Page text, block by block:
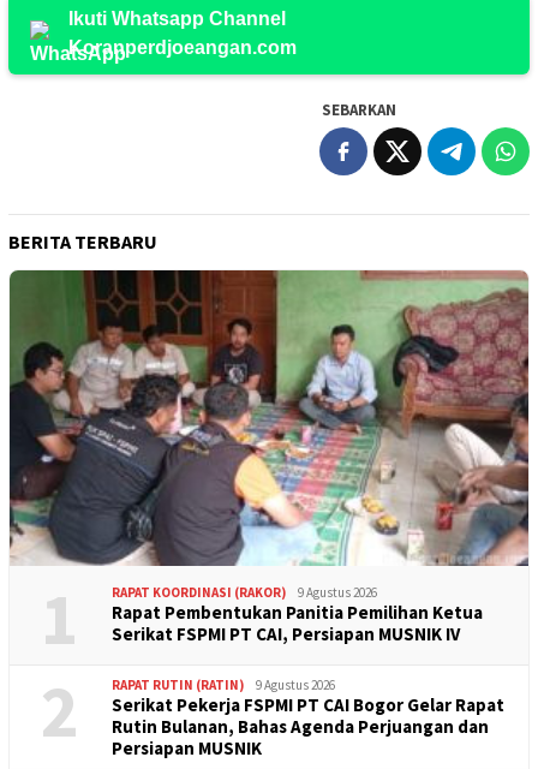
Ikuti Whatsapp Channel
Koranperdjoeangan.com
SEBARKAN
BERITA TERBARU
1 RAPAT KOORDINASI (RAKOR) 9 Agustus 2026
Rapat Pembentukan Panitia Pemilihan Ketua
Serikat FSPMI PT CAI, Persiapan MUSNIK IV
2 RAPAT RUTIN (RATIN) 9 Agustus 2026
Serikat Pekerja FSPMI PT CAI Bogor Gelar Rapat
Rutin Bulanan, Bahas Agenda Perjuangan dan
Persiapan MUSNIK